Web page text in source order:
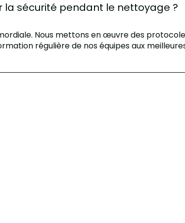
la sécurité pendant le nettoyage ?
Nous mettons en œuvre des
régulière de nos équipes aux